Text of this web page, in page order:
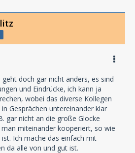
doch gar nicht anders, es sind
und Eindrücke, ich kann ja
wobei das diverse Kollegen
Gesprächen untereinander klar
gar nicht an die große Glocke
miteinander kooperiert, so wie
Ich mache das einfach mit
da alle von und gut ist.